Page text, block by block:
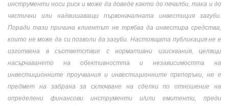
инструменти носи риск и може да доведе както до печалби, така и до
частични или надвишаващи първоначалната инвестиция загуби.
Поради тази причина клиентът не трябва да инвестира средства,
които не може да си позволи да загуби. Настоящата публикация не е
изготвена в съответствие с нормативни изисквания, целящи
насърчаването на обективността и независимостта на
инвестиционните проучвания и инвестиционните препоръки, не е
предмет на забрана за сключване на сделки по отношение на
определени финансови инструменти и/или емитенти, преди